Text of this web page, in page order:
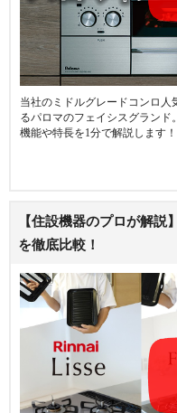
当社のミドルグレードコンロ
るパロマのフェイシスグラン
機能や特長を1分で解説します！
【住設機器のプロが解説
を徹底比較！